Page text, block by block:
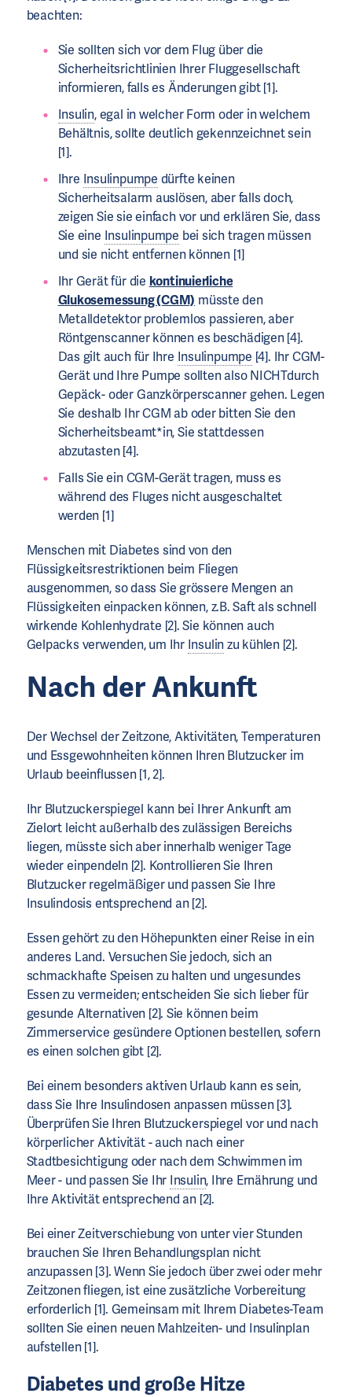
beachten:
Sie sollten sich vor dem Flug über die
Sicherheitsrichtlinien Ihrer Fluggesellschaft
informieren, falls es Änderungen gibt [1].
Insulin, egal in welcher Form oder in welchem
Behältnis, sollte deutlich gekennzeichnet sein
[1].
Ihre Insulinpumpe dürfte keinen
Sicherheitsalarm auslösen, aber falls doch,
zeigen Sie sie einfach vor und erklären Sie, dass
Sie eine Insulinpumpe bei sich tragen müssen
und sie nicht entfernen können [1]
Ihr Gerät für die kontinuierliche
Glukosemessung (CGM) müsste den
Metalldetektor problemlos passieren, aber
Röntgenscanner können es beschädigen [4].
Das gilt auch für Ihre Insulinpumpe [4]. Ihr CGM-
Gerät und Ihre Pumpe sollten also NICHTdurch
Gepäck- oder Ganzkörperscanner gehen. Legen
Sie deshalb Ihr CGM ab oder bitten Sie den
Sicherheitsbeamt*in, Sie stattdessen
abzutasten [4].
Falls Sie ein CGM-Gerät tragen, muss es
während des Fluges nicht ausgeschaltet
werden [1]
Menschen mit Diabetes sind von den
Flüssigkeitsrestriktionen beim Fliegen
ausgenommen, so dass Sie grössere Mengen an
Flüssigkeiten einpacken können, z.B. Saft als schnell
wirkende Kohlenhydrate [2]. Sie können auch
Gelpacks verwenden, um Ihr Insulinzu kühlen [2].
Nach der Ankunft
Der Wechsel der Zeitzone, Aktivitäten, Temperaturen
und Essgewohnheiten können Ihren Blutzucker im
Urlaub beeinflussen [1, 2].
Ihr Blutzuckerspiegel kann bei Ihrer Ankunft am
Zielort leicht außerhalb des zulässigen Bereichs
liegen, müsste sich aber innerhalb weniger Tage
wieder einpendeln [2]. Kontrollieren Sie Ihren
Blutzucker regelmäßiger und passen Sie Ihre
Insulindosis entsprechend an [2].
Essen gehört zu den Höhepunkten einer Reise in ein
anderes Land. Versuchen Sie jedoch, sich an
schmackhafte Speisen zu halten und ungesundes
Essen zu vermeiden; entscheiden Sie sich lieber für
gesunde Alternativen [2]. Sie können beim
Zimmerservice gesündere Optionen bestellen, sofern
es einen solchen gibt [2].
Bei einem besonders aktiven Urlaub kann es sein,
dass Sie Ihre Insulindosen anpassen müssen [3].
Überprüfen Sie Ihren Blutzuckerspiegel vor und nach
körperlicher Aktivität - auch nach einer
Stadtbesichtigung oder nach dem Schwimmen im
Meer - und passen Sie Ihr Insulin, Ihre Ernährung und
Ihre Aktivität entsprechend an [2].
Bei einer Zeitverschiebung von unter vier Stunden
brauchen Sie Ihren Behandlungsplan nicht
anzupassen [3]. Wenn Sie jedoch über zwei oder mehr
Zeitzonen fliegen, ist eine zusätzliche Vorbereitung
erforderlich [1]. Gemeinsam mit Ihrem Diabetes-Team
sollten Sie einen neuen Mahlzeiten- und Insulinplan
aufstellen [1].
Diabetes und große Hitze